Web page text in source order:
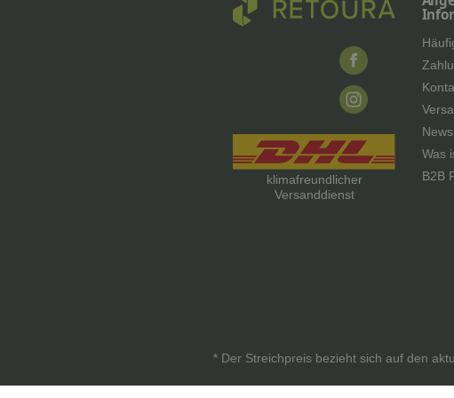
klimafreundlicher
Versanddienst
Was
B2B
* Der Streichpreis bezieht sich auf den